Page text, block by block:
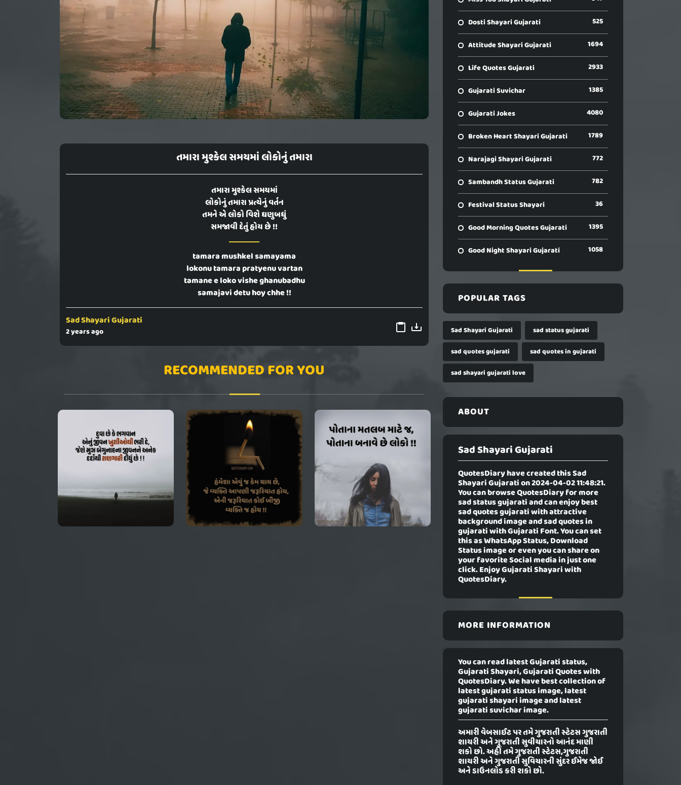
તમારા મુશ્કેલ સમયમાં લોકોનું તમારા
તમારા મુશ્કેલ સમયમાં
લોકોનું તમારા પ્રત્યેનું વર્તન
તમને એ લોકો વિશે ઘણુબધું
સમજાવી દેતું હોય છે !!
tamara mushkel samayama
lokonu tamara pratyenu vartan
tamane e loko vishe ghanubadhu
samajavi detu hoy chhe !!
Sad Shayari Gujarati
2 years ago
RECOMMENDED FOR YOU
Dosti Shayari Gujarati 525
Attitude Shayari Gujarati 1694
Life Quotes Gujarati 2933
Gujarati Suvichar 1385
Gujarati Jokes 4080
Broken Heart Shayari Gujarati 1789
Narajagi Shayari Gujarati 772
Sambandh Status Gujarati 782
Festival Status Shayari 36
Good Morning Quotes Gujarati 1395
Good Night Shayari Gujarati 1058
POPULAR TAGS
Sad Shayari Gujarati
sad status gujarati
sad quotes gujarati
sad quotes in gujarati
sad shayari gujarati love
ABOUT
Sad Shayari Gujarati
QuotesDiary have created thisSad
Shayari Gujaration 2024-04-02 11:48:21.
You can browse QuotesDiary for more
sad status gujarati and can enjoy best
sad quotes gujarati with attractive
background image and sad quotes in
gujarati with Gujarati Font. You can set
this as WhatsApp Status, Download
Status image or even you can share on
your favorite Social media in just one
click. Enjoy Gujarati Shayari with
QuotesDiary.
MORE INFORMATION
You can read latest Gujarati status,
Gujarati Shayari, Gujarati Quotes with
QuotesDiary. We have best collection of
latest gujarati status image, latest
gujarati shayari image and latest
gujarati suvichar image.
અમારી વેબસાઈટ પર તમે ગુજરાતી સ્ટેટસ ગુજરાતી
શાયરી અને ગુજરાતી સુવીચારનો આનંદ માણી
શકો છો. અહીં તમે ગુજરાતી સ્ટેટસ,ગુજરાતી
શાયરી અને ગુજરાતી સુવિચારની સુંદર ઈમેજ જોઈ
અને ડાઉનલોડ કરી શકો છો.